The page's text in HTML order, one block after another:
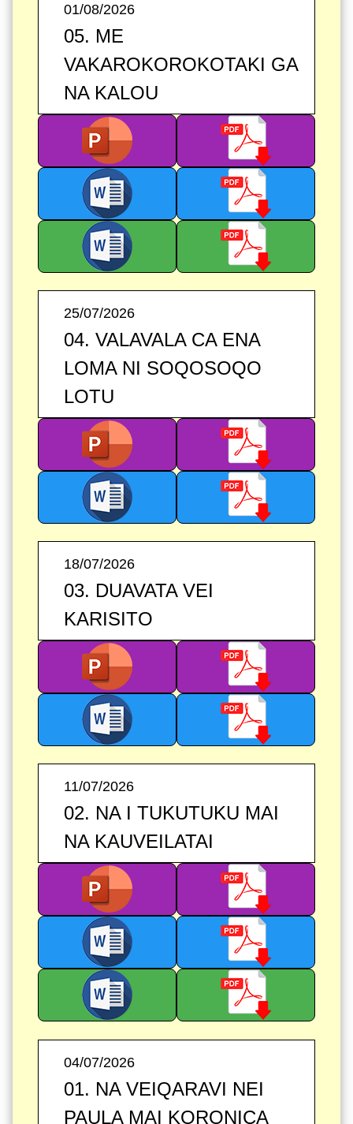
01/08/2026
05. ME
VAKAROKOROKOTAKI GA
NA KALOU
25/07/2026
04. VALAVALA CA ENA
LOMA NI SOQOSOQO
LOTU
18/07/2026
03. DUAVATA VEI
KARISITO
11/07/2026
02. NA I TUKUTUKU MAI
NA KAUVEILATAI
04/07/2026
01. NA VEIQARAVI NEI
PAULA MAI KORONICA